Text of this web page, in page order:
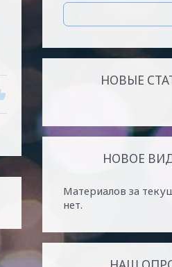
НОВЫЕ
НОВОЕ
Материалов за
нет.